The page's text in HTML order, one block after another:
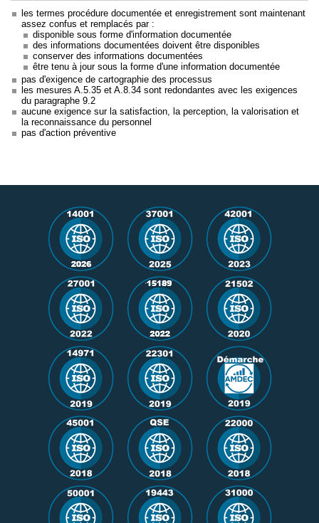
les termes procédure documentée et enregistrement sont maintenant
assez confus et remplacés par :
disponible sous forme d'information documentée
des informations documentées doivent être disponibles
conserver des informations documentées
être tenu à jour sous la forme d'une information documentée
pas d'exigence de cartographie des processus
les mesures A.5.35 et A.8.34 sont redondantes avec les exigences
du paragraphe 9.2
aucune exigence sur la satisfaction, la perception, la valorisation et
la reconnaissance du personnel
pas d'action préventive